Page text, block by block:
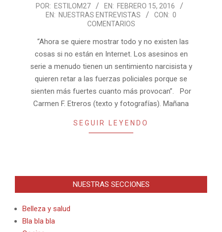
2016-
POR: ESTILOM27 EN: FEBRERO 15, 2016
EN: NUESTRAS ENTREVISTAS CON: 0
COMENTARIOS
“Ahora se quiere mostrar todo y no existen las
cosas si no están en Internet. Los asesinos en
serie a menudo tienen un sentimiento narcisista y
quieren retar a las fuerzas policiales porque se
sienten más fuertes cuanto más provocan”. Por
Carmen F. Etreros (texto y fotografías). Mañana
SEGUIR LEYENDO
NUESTRAS SECCIONES
Belleza y salud
Bla bla bla